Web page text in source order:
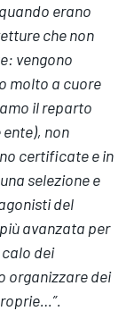
erano
che non
vengono
molto a cuore
il reparto
non
certificate e in
selezione e
del
avanzata per
calo dei
organizzare dei